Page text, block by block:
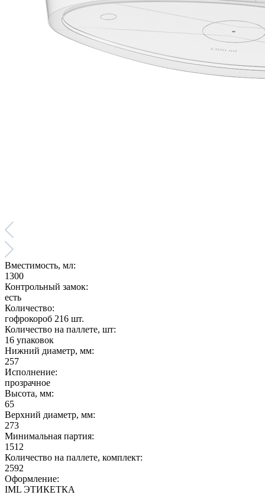
Вместимость, мл:
1300
Контрольный замок:
есть
Количество:
гофрокороб 216 шт.
Количество на паллете, шт:
16 упаковок
Нижний диаметр, мм:
257
Исполнение:
прозрачное
Высота, мм:
65
Верхний диаметр, мм:
273
Минимальная партия:
1512
Количество на паллете, комплект:
2592
Оформление:
IML ЭТИКЕТКА